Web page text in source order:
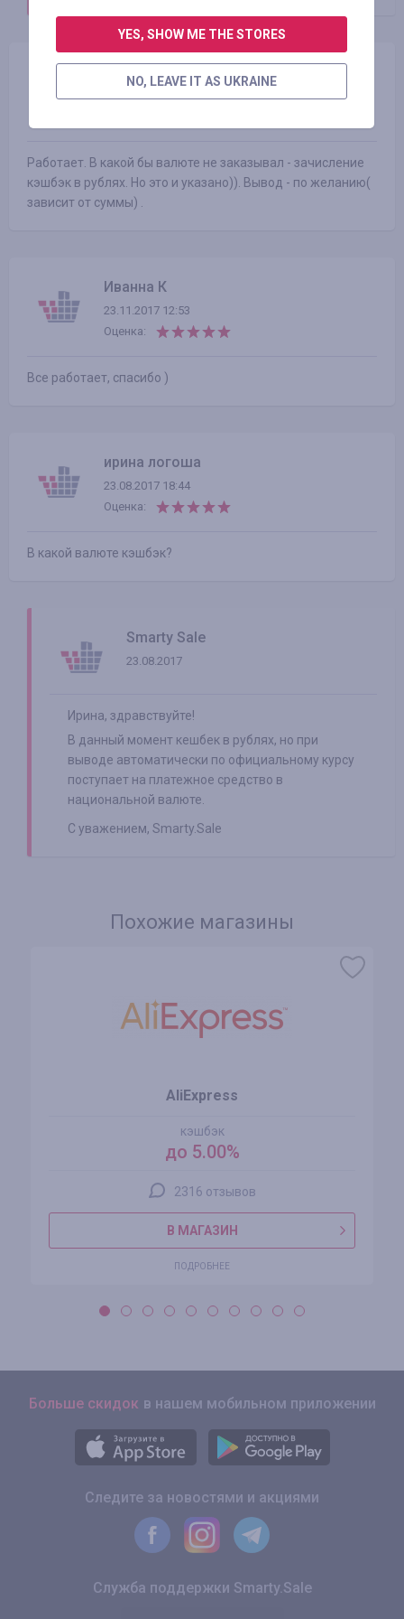
инна финаева
10.06.2018 15:46
Работает. В какой бы валюте не заказывал - зачисление
кэшбэк в рублях. Но это и указано)). Вывод - по желанию(
зависит от суммы) .
Иванна К
23.11.2017 12:53
Оценка:
Все работает, спасибо )
ирина логоша
23.08.2017 18:44
Оценка:
В какой валюте кэшбэк?
Smarty Sale
23.08.2017
Ирина, здравствуйте!
В данный момент кешбек в рублях, но при
выводе автоматически по официальному курсу
поступает на платежное средство в
национальной валюте.
С уважением, Smarty.Sale
Похожие магазины
AliExpress
кэшбэк
до 5.00%
2316 отзывов
В МАГАЗИН
ПОДРОБНЕЕ
Больше скидок в нашем мобильном приложении
Следите за новостями и акциями
Служба поддержки Smarty.Sale
YES, SHOW ME THE STORES
NO, LEAVE IT AS UKRAINE